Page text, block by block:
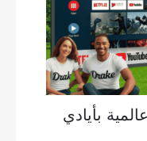
بأيادي